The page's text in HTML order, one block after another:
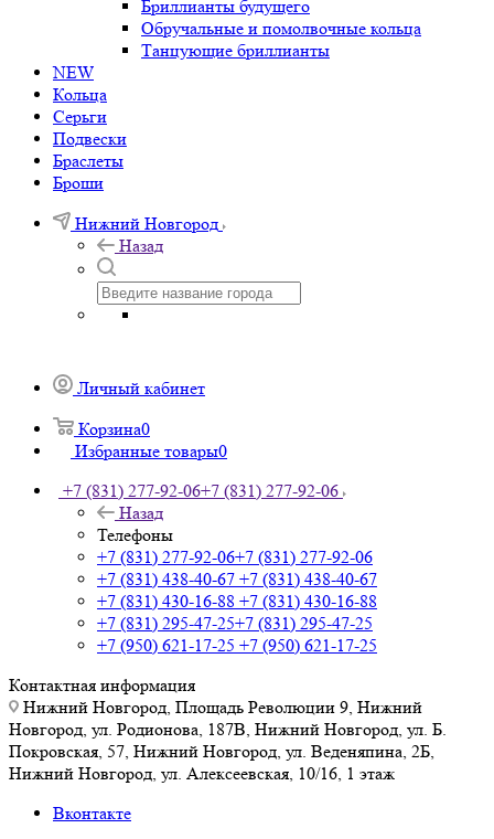
Бриллианты будущего
Обручальные и помолвочные кольца
Танцующие бриллианты
NEW
Кольца
Серьги
Подвески
Браслеты
Броши
Нижний Новгород
Назад
Личный кабинет
Корзина0
Избранные товары0
+7 (831) 277-92-06+7 (831) 277-92-06
Назад
Телефоны
+7 (831) 277-92-06+7 (831) 277-92-06
+7 (831) 438-40-67 +7 (831) 438-40-67
+7 (831) 430-16-88 +7 (831) 430-16-88
+7 (831) 295-47-25+7 (831) 295-47-25
+7 (950) 621-17-25 +7 (950) 621-17-25
Контактная информация
Нижний Новгород, Площадь Революции 9, Нижний
Новгород, ул. Родионова, 187В, Нижний Новгород, ул. Б.
Покровская, 57, Нижний Новгород, ул. Веденяпина, 2Б,
Нижний Новгород, ул. Алексеевская, 10/16, 1 этаж
Вконтакте